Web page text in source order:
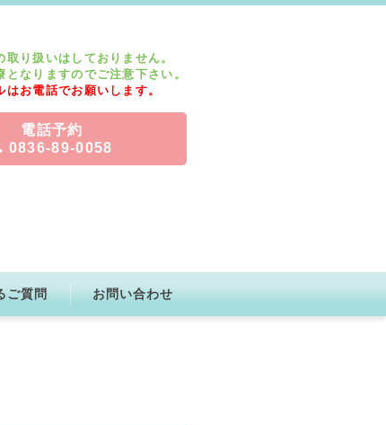
取り扱いはしておりません。
となりますのでご注意下さい。
はお電話でお願いします。
電話予約
0836-89-0058
ご質問 お問い合わせ